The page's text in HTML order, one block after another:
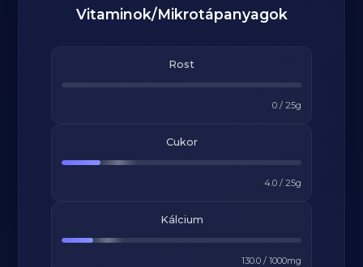
Vitaminok/Mikrotápanyagok
Rost
0/ 25g
Cukor
4.0/ 25g
Kálcium
130.0/ 1000mg